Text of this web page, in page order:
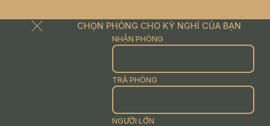
CHỌN PHÒNG CHO KỲ NGHỈ CỦA BẠN
NHẬN PHÒNG
TRẢ PHÒNG
NGƯỜI LỚN